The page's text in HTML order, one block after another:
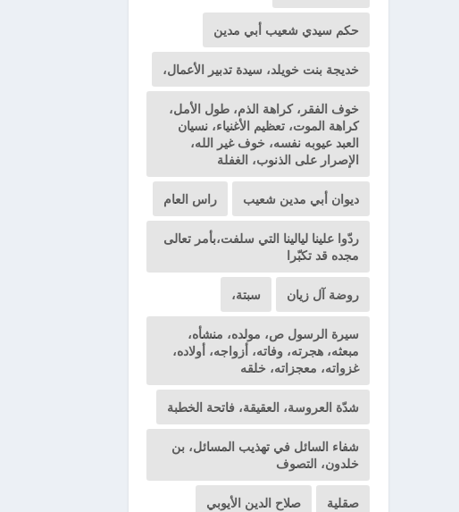
حكم سيدي شعيب أبي مدين
خديجة بنت خويلد، سيدة تدبير الأعمال،
خوف الفقر، كراهة الذم، طول الأمل،
كراهة الموت، تعظيم الأغنياء، نسيان
العبد عيوبه نفسه، خوف غير الله،
الإصرار على الذنوب، الغفلة
ديوان أبي مدين شعيب راس العام
ردّوا علينا ليالينا التي سلفت،بأمر تعالى
مجده قد تكبّرا
روضة آل زيان سبتة،
سيرة الرسول ص، مولده، منشأه،
مبعثه، هجرته، وفاته، أزواجه، أولاده،
غزواته، معجزاته، خلقه
شدّة العروسة، العقيقة، فاتحة الخطبة
شفاء السائل في تهذيب المسائل، بن
خلدون، التصوف
صقلية صلاح الدين الأيوبي